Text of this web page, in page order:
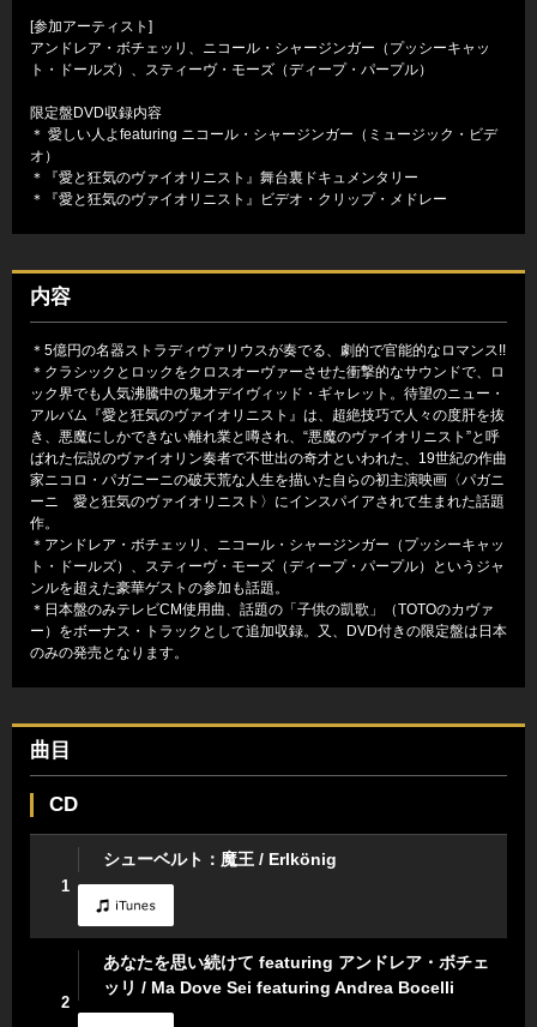
[参加アーティスト]
アンドレア・ボチェッリ、ニコール・シャージンガー（プッシーキャッ
ト・ドールズ）、スティーヴ・モーズ（ディープ・パープル）
限定盤DVD収録内容
＊ 愛しい人よfeaturing ニコール・シャージンガー（ミュージック・ビデ
オ）
＊『愛と狂気のヴァイオリニスト』舞台裏ドキュメンタリー
＊『愛と狂気のヴァイオリニスト』ビデオ・クリップ・メドレー
内容
＊5億円の名器ストラディヴァリウスが奏でる、劇的で官能的なロマンス!!
＊クラシックとロックをクロスオーヴァーさせた衝撃的なサウンドで、ロ
ック界でも人気沸騰中の鬼才デイヴィッド・ギャレット。待望のニュー・
アルバム『愛と狂気のヴァイオリニスト』は、超絶技巧で人々の度肝を抜
き、悪魔にしかできない離れ業と噂され、“悪魔のヴァイオリニスト”と呼
ばれた伝説のヴァイオリン奏者で不世出の奇才といわれた、19世紀の作曲
家ニコロ・パガニーニの破天荒な人生を描いた自らの初主演映画〈パガニ
ーニ 愛と狂気のヴァイオリニスト〉にインスパイアされて生まれた話題
作。
＊アンドレア・ボチェッリ、ニコール・シャージンガー（プッシーキャッ
ト・ドールズ）、スティーヴ・モーズ（ディープ・パープル）というジャ
ンルを超えた豪華ゲストの参加も話題。
＊日本盤のみテレビCM使用曲、話題の「子供の凱歌」（TOTOのカヴァ
ー）をボーナス・トラックとして追加収録。又、DVD付きの限定盤は日本
のみの発売となります。
曲目
CD
1
シューベルト：魔王 / Erlkönig
2
あなたを思い続けて featuring アンドレア・ボチェ
ッリ / Ma Dove Sei featuring Andrea Bocelli